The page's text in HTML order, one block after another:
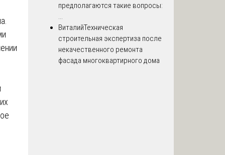
предполагаются такие вопросы:
...
ВиталийТехническая
строительная экспертиза после
некачественного ремонта
фасада многоквартирного дома